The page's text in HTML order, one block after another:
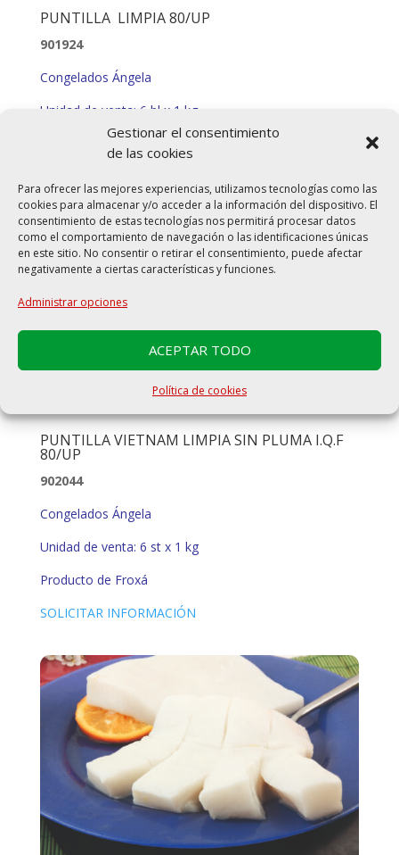
Gestionar el consentimiento
de las cookies
Para ofrecer las mejores experiencias, utilizamos tecnologías como las
cookies para almacenar y/o acceder a la información del dispositivo. El
consentimiento de estas tecnologías nos permitirá procesar datos
como el comportamiento de navegación o las identificaciones únicas
en este sitio. No consentir o retirar el consentimiento, puede afectar
negativamente a ciertas características y funciones.
Administrar opciones
ACEPTAR TODO
Política de cookies
PUNTILLA LIMPIA 80/UP
901924
Congelados Ángela
Unidad de venta: 6 bl x 1 kg
Producto exclusivo Congelados Ángela S.L
PUNTILLA VIETNAM LIMPIA SIN PLUMA I.Q.F
80/UP
902044
Congelados Ángela
Unidad de venta: 6 st x 1 kg
Producto de Froxá
SOLICITAR INFORMACIÓN